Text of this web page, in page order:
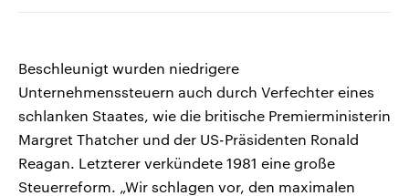
Beschleunigt wurden niedrigere
Unternehmenssteuern auch durch Verfechter eines
schlanken Staates, wie die britische Premierministerin
Margret Thatcher und der US-Präsidenten Ronald
Reagan. Letzterer verkündete 1981 eine große
Steuerreform. „Wir schlagen vor, den maximalen